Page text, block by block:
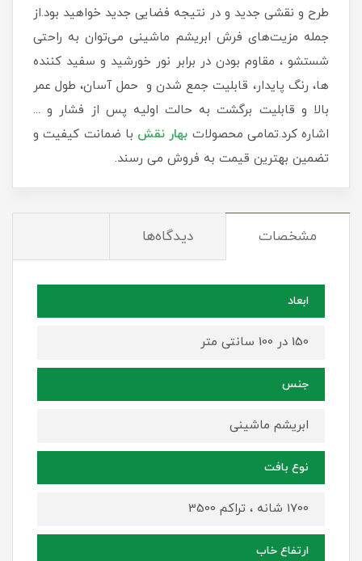
طرح و نقشی جدید و در نتیجه فضایی جدید خواهید بود.از
جمله مزیت‌های فرش ابریشم ماشینی می‌توان به راحتی
شستشو ، مقاوم بودن در برابر نور خورشید و سفید کننده
ها، رنگ پایدار، قابلیت جمع شدن و حمل آسان، طول عمر
بالا و قابلیت برگشت به حالت اولیه پس از فشار و ...
اشاره کرد.تمامی محصولات بهار نقش با ضمانت کیفیت و
تضمین بهترین قیمت به فروش می رسند.
مشخصات دیدگاه‌ها
ابعاد
150 در 100 سانتی متر
جنس
ابریشم ماشینی
نوع بافت
1700 شانه ، تراکم 3500
ارتفاع خاب